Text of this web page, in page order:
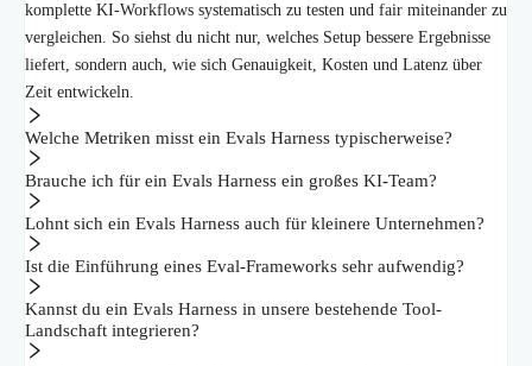
komplette KI-Workflows systematisch zu testen und fair miteinander zu
vergleichen. So siehst du nicht nur, welches Setup bessere Ergebnisse
liefert, sondern auch, wie sich Genauigkeit, Kosten und Latenz über
Zeit entwickeln.
Welche Metriken misst ein Evals Harness typischerweise?
Brauche ich für ein Evals Harness ein großes KI-Team?
Lohnt sich ein Evals Harness auch für kleinere Unternehmen?
Ist die Einführung eines Eval-Frameworks sehr aufwendig?
Kannst du ein Evals Harness in unsere bestehende Tool-
Landschaft integrieren?